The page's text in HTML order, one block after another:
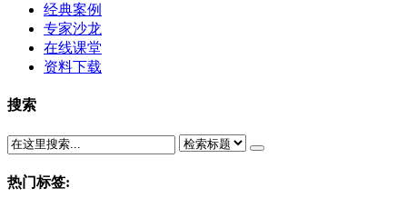
经典案例
专家沙龙
在线课堂
资料下载
搜索
热门标签: